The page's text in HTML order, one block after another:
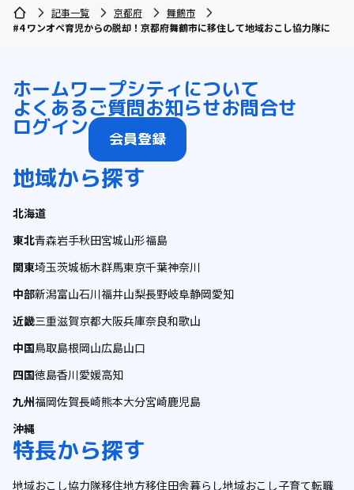
記事一覧 京都府
舞鶴市
#4 ワンオペ育児からの脱却！京都府舞鶴市に移住して地域おこし協力隊に
ホームワープシティについて
よくあるご質問お知らせお問合せ
ログイン 会員登録
地域から探す
北海道
東北青森岩手秋田宮城山形福島
関東埼玉茨城栃木群馬東京千葉神奈川
中部新潟富山石川福井山梨長野岐阜静岡愛知
近畿三重滋賀京都大阪兵庫奈良和歌山
中国鳥取島根岡山広島山口
四国徳島香川愛媛高知
九州福岡佐賀長崎熊本大分宮崎鹿児島
沖縄
特長から探す
地域おこし協力隊移住地方移住田舎暮らし地域おこし子育て転職